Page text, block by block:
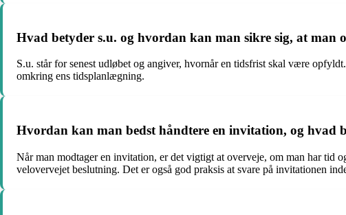
Hvad betyder s.u. og hvordan kan man sikre sig, at man
S.u. står for senest udløbet og angiver, hvornår en tidsfrist skal være
omkring ens tidsplanlægning.
Hvordan kan man bedst håndtere en invitation, og hvad
Når man modtager en invitation, er det vigtigt at overveje, om man har tid
velovervejet beslutning. Det er også god praksis at svare på invitationen